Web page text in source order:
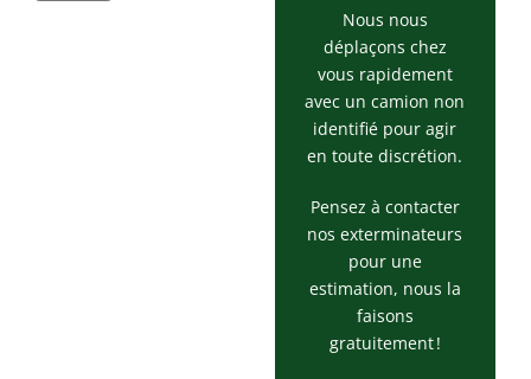
Nous nous
déplaçons chez
vous rapidement
avec un camion non
identifié pour agir
en toute discrétion.
Pensez à contacter
nos exterminateurs
pour une
estimation, nous la
faisons
gratuitement !